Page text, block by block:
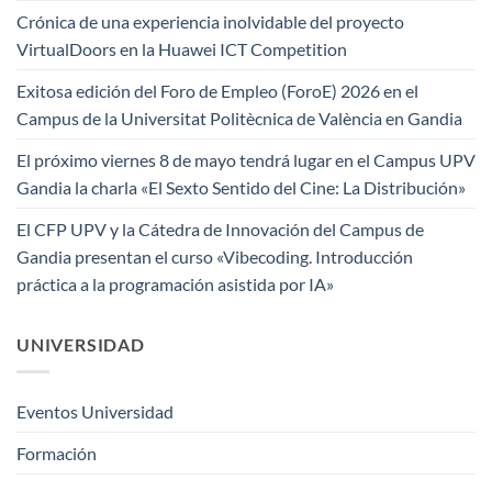
Crónica de una experiencia inolvidable del proyecto
VirtualDoors en la Huawei ICT Competition
Exitosa edición del Foro de Empleo (ForoE) 2026 en el
Campus de la Universitat Politècnica de València en Gandia
El próximo viernes 8 de mayo tendrá lugar en el Campus UPV
Gandia la charla «El Sexto Sentido del Cine: La Distribución»
El CFP UPV y la Cátedra de Innovación del Campus de
Gandia presentan el curso «Vibecoding. Introducción
práctica a la programación asistida por IA»
UNIVERSIDAD
Eventos Universidad
Formación